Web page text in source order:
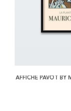
AFFICHE PAVOT BY